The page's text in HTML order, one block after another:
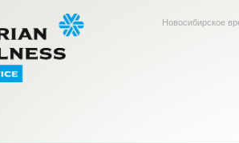
Новосибирское